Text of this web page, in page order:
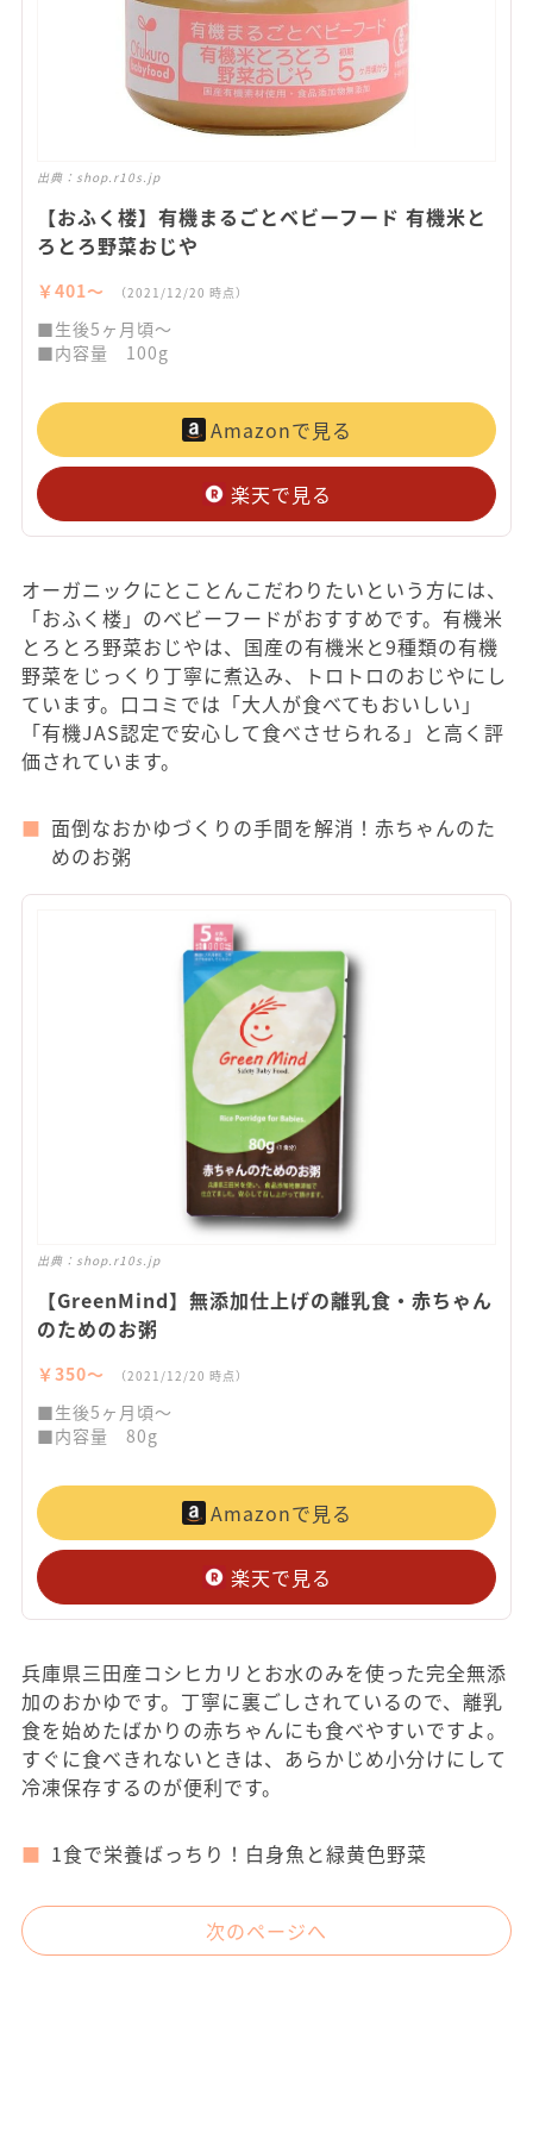
出典： shop.r10s.jp
【おふく楼】有機まるごとベビーフード 有機米と
ろとろ野菜おじや
￥401〜 （2021/12/20 時点）
■生後5ヶ月頃～
■内容量 100g
Amazonで見る
楽天で見る
オーガニックにとことんこだわりたいという方には、
「おふく楼」のベビーフードがおすすめです。有機米
とろとろ野菜おじやは、国産の有機米と9種類の有機
野菜をじっくり丁寧に煮込み、トロトロのおじやにし
ています。口コミでは「大人が食べてもおいしい」
「有機JAS認定で安心して食べさせられる」と高く評
価されています。
面倒なおかゆづくりの手間を解消！赤ちゃんのた
めのお粥
出典： shop.r10s.jp
【GreenMind】無添加仕上げの離乳食・赤ちゃん
のためのお粥
￥350〜 （2021/12/20 時点）
■生後5ヶ月頃～
■内容量 80g
Amazonで見る
楽天で見る
兵庫県三田産コシヒカリとお水のみを使った完全無添
加のおかゆです。丁寧に裏ごしされているので、離乳
食を始めたばかりの赤ちゃんにも食べやすいですよ。
すぐに食べきれないときは、あらかじめ小分けにして
冷凍保存するのが便利です。
1食で栄養ばっちり！白身魚と緑黄色野菜
次のページへ